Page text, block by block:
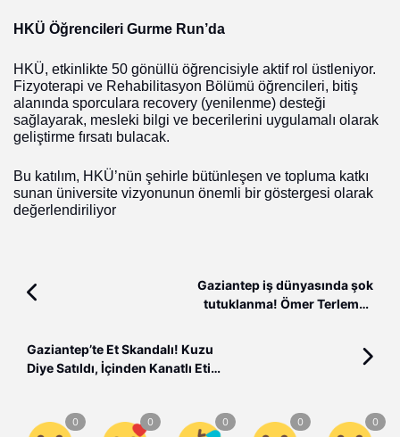
HKÜ Öğrencileri Gurme Run’da
HKÜ, etkinlikte 50 gönüllü öğrencisiyle aktif rol üstleniyor.
Fizyoterapi ve Rehabilitasyon Bölümü öğrencileri, bitiş
alanında sporculara recovery (yenilenme) desteği
sağlayarak, mesleki bilgi ve becerilerini uygulamalı olarak
geliştirme fırsatı bulacak.
Bu katılım, HKÜ’nün şehirle bütünleşen ve topluma katkı
sunan üniversite vizyonunun önemli bir göstergesi olarak
değerlendiriliyor
Gaziantep iş dünyasında şok
tutuklanma! Ömer Terlemez
Gaziantep’te Et Skandalı! Kuzu
Diye Satıldı, İçinden Kanatlı Eti